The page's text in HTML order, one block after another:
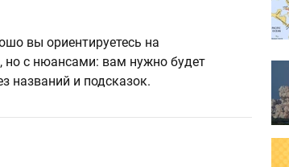
вы ориентируетесь на
но с нюансами: вам нужно будет
названий и подсказок.